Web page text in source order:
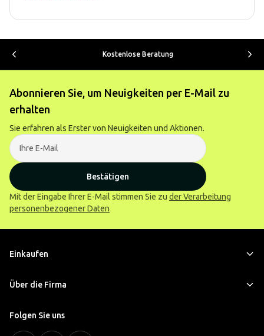
Kostenlose Beratung
Abonnieren Sie, um Neuigkeiten per E-Mail zu
erhalten
Sie erfahren als Erster von Neuigkeiten und Aktionen.
Bestätigen
Mit der Eingabe Ihrer E-Mail stimmen Sie zu der Verarbeitung
personenbezogener Daten
Einkaufen
Über die Firma
Folgen Sie uns